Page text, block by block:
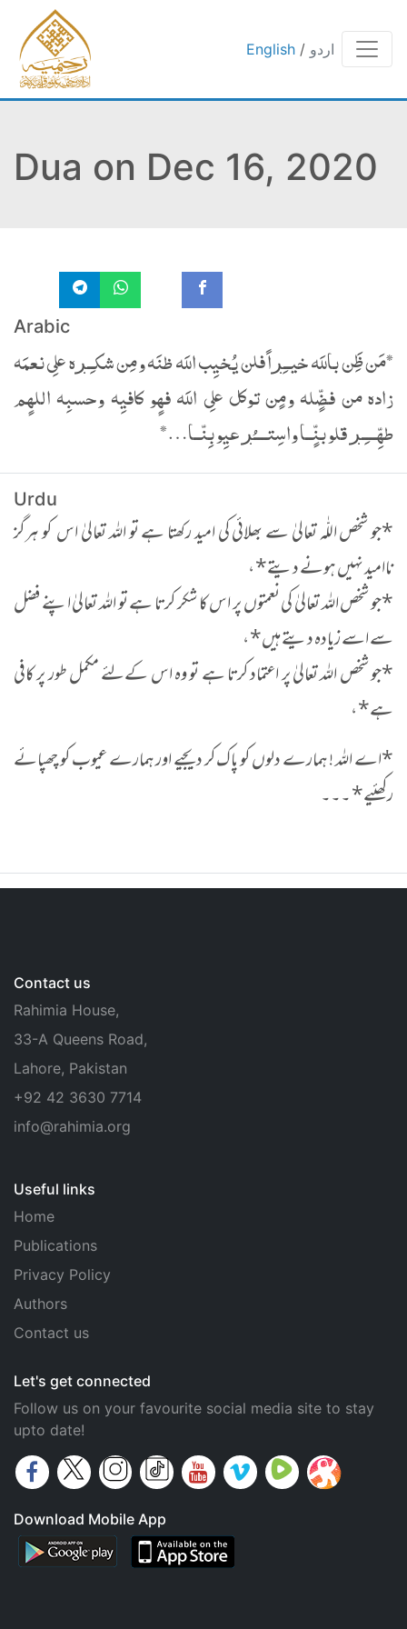
English / اردو
Dua on Dec 16, 2020
Arabic
*مَن ظَِن باللَه خيــِڔاً فلن يُخيِب اللَه ظنَه ومِن شكـِـڔه علِى نعمَه
زاده من فضٍّله ومٍن توكل علِى اللَه فهٍو كافيِه وحسبِه اللهٍم
طهِّـــِـڔ قلوبنٍّــا واسِتــــُڔ عيِوبِنّــا…*
Urdu
*جو شخص اللّٰہ تعالیٰ سے بھلائی کی امید رکھتا ہے تو اللہ تعالیٰ اس کو ہرگز
ناامید نہیں ہونے دیتے* ،
*جو شخص اللہ تعالیٰ کی نعمتوں پر اس کا شکر کرتا ہے تو اللہ تعالیٰ اپنے فضل
سے اسے زیادہ دیتے ہیں* ،
*جو شخص اللہ تعالیٰ پر اعتماد کرتا ہے تو وہ اس کےلئے مکمل طور پر کافی
ہے* ،
*اے اللہ ! ہمارے دلوں کو پاک کر دیجیے اور ہمارے عیوب کو چھپائے
رکھئیے* ۔۔۔
Contact us
Rahimia House,
33-A Queens Road,
Lahore, Pakistan
+92 42 3630 7714
info@rahimia.org
Useful links
Home
Publications
Privacy Policy
Authors
Contact us
Let's get connected
Follow us on your favourite social media site to stay
upto date!
Download Mobile App